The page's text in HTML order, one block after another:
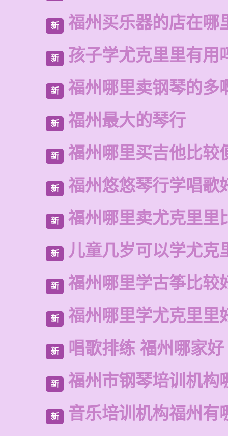
新 福州买乐器的店在哪
新 孩子学尤克里里有用
新 福州哪里卖钢琴的多
新 福州最大的琴行
新 福州哪里买吉他比较
新 福州悠悠琴行学唱歌
新 福州哪里卖尤克里里
新 儿童几岁可以学尤克
新 福州哪里学古筝比较
新 福州哪里学尤克里里
新 唱歌排练 福州哪家好
新 福州市钢琴培训机构
新 音乐培训机构福州有